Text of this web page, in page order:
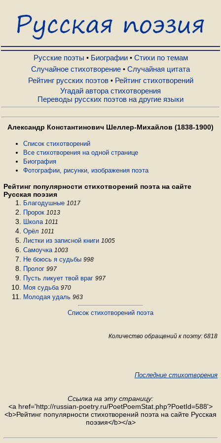
Русские поэты
Биографии
Стихи по темам
Случайное стихотворение
Случайная цитата
Рейтинг русских поэтов
Рейтинг стихотворений
Русские поэты • Биографии• Стихи по темам
Случайное стихотворение • Случайная цитата
Рейтинг русских поэтов• Рейтинг стихотворений
Угадай автора стихотворения
Переводы русских поэтов на другие языки
Александр Константинович Шеллер-Михайлов (1838-1900)
Список стихотворений
Все стихотворения на одной странице
Биография
Фотографии, рисунки, изображения поэта
Рейтинг популярности стихотворений поэта на сайте
Русская поэзия
Благодушные 1017
Пророк 1013
Школа 1011
Орёл 1011
Листки из записной книги 1005
Самоучка 1003
Не боюсь я судьбы 998
Пролог 997
Пусть ликует твой враг 997
Моя судьба 970
Молодая удаль 963
Список стихотворений поэта
Количество обращений к поэту: 6818
Последние стихотворения
Ссылка на эту страницу:
<a href='http://russian-poetry.ru/PoetPoemStat.php?PoetId=588'>
<b>Рейтинг популярности стихотворений поэта на сайте Русская
поэзия</b></a>